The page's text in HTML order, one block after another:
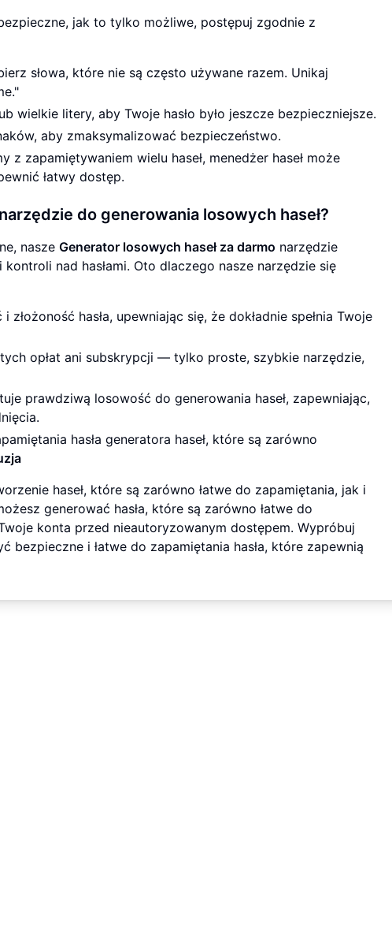
jak to tylko możliwe, postępuj zgodnie z
słowa, które nie są często używane razem. Unikaj
wielkie litery, aby Twoje hasło było jeszcze bezpieczniejsze.
aby zmaksymalizować bezpieczeństwo.
z zapamiętywaniem wielu haseł, menedżer haseł może
łatwy dostęp.
do generowania losowych haseł?
nasze Generator losowych haseł za darmo narzędzie
nad hasłami. Oto dlaczego nasze narzędzie się
hasła, upewniając się, że dokładnie spełnia Twoje
opłat ani subskrypcji — tylko proste, szybkie narzędzie,
prawdziwą losowość do generowania haseł, zapewniając,
hasła generatora haseł, które są zarówno
haseł, które są zarówno łatwe do zapamiętania, jak i
generować hasła, które są zarówno łatwe do
konta przed nieautoryzowanym dostępem. Wypróbuj
bezpieczne i łatwe do zapamiętania hasła, które zapewnią